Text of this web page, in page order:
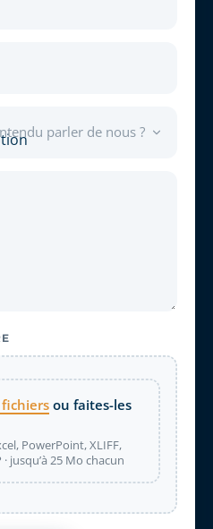
parler de nous ?
fichiers ou faites-les
PowerPoint, XLIFF,
jusqu’à 25 Mo chacun